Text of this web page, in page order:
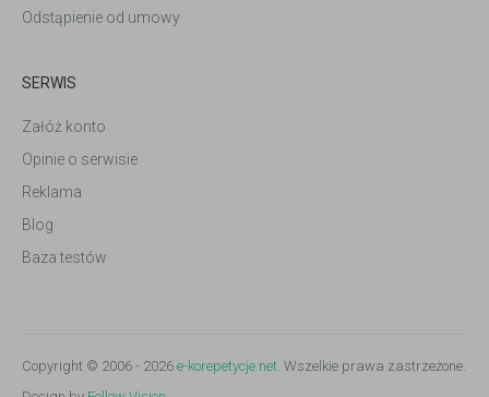
Odstąpienie od umowy
SERWIS
Załóż konto
Opinie o serwisie
Reklama
Blog
Baza testów
Copyright © 2006 - 2026 e-korepetycje.net. Wszelkie prawa zastrzeżone.